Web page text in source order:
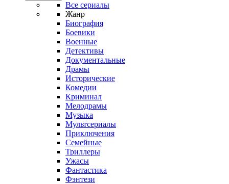
Все сериалы
Жанр
Биография
Боевики
Военные
Детективы
Документальные
Драмы
Исторические
Комедии
Криминал
Мелодрамы
Музыка
Мультсериалы
Приключения
Семейные
Триллеры
Ужасы
Фантастика
Фэнтези